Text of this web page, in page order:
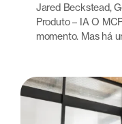
Jared Beckstead,
Produto – IA O
momento. Mas há